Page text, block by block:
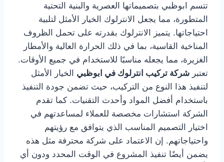
تتسم ابوظبي بتصميماتها العصرية والبنية التحتية
المتطورة، مما يجعل الانترلوك الخيار الأمثل لتلبية
احتياجاتها. يتميز الانترلوك بقدرته على تحمل الظروف
المناخية القاسية، بما في ذلك الحرارة العالية والأمطار
الغزيرة، مما يجعله مناسبًا للاستخدام في جميع الأوقات.
تعتبر شركة تركيب انترلوك في ابوظبي الخيار الأمثل
لتنفيذ هذا النوع من التركيب، حيث تضمن جودة التنفيذ
باستخدام أفضل المواد وأحدث التقنيات. كما تقدم
الشركة استشارات مخصصة للعملاء لمساعدتهم في
اختيار التصميم المناسب الذي يتوافق مع رؤيتهم
واحتياجاتهم. إن الاعتماد على شركة محترفة مثل هذه
يضمن أيضًا تنفيذ المشروع في الوقت المحدد ودون أي